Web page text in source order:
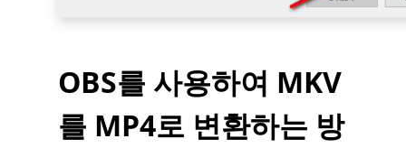
OBS를 사용하여 MKV
를 MP4로 변환하는 방